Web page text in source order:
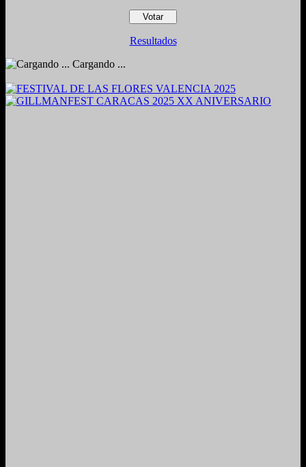
Resultados
Cargando ...